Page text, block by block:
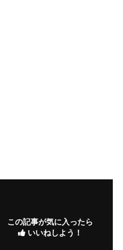
この記事が気に入ったら
いいねしよう！